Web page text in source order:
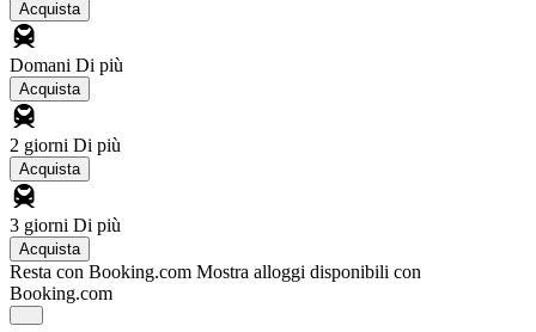
Acquista
Domani Di più
Acquista
2 giorni Di più
Acquista
3 giorni Di più
Acquista
Resta con Booking.com Mostra alloggi disponibili con
Booking.com